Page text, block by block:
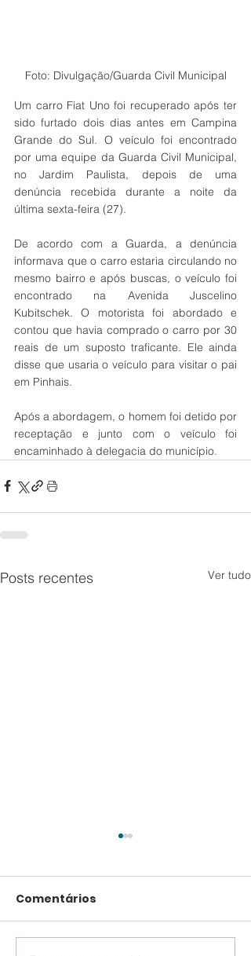
Foto: Divulgação/Guarda Civil Municipal
Um carro Fiat Uno foi recuperado após ter
sido furtado dois dias antes em Campina
Grande do Sul. O veículo foi encontrado
por uma equipe da Guarda Civil Municipal,
no Jardim Paulista, depois de uma
denúncia recebida durante a noite da
última sexta-feira (27).
De acordo com a Guarda, a denúncia
informava que o carro estaria circulando no
mesmo bairro e após buscas, o veículo foi
encontrado na Avenida Juscelino
Kubitschek. O motorista foi abordado e
contou que havia comprado o carro por 30
reais de um suposto traficante. Ele ainda
disse que usaria o veículo para visitar o pai
em Pinhais.
Após a abordagem, o homem foi detido por
receptação e junto com o veículo foi
encaminhado à delegacia do município.
Posts recentes Ver tudo
Comentários